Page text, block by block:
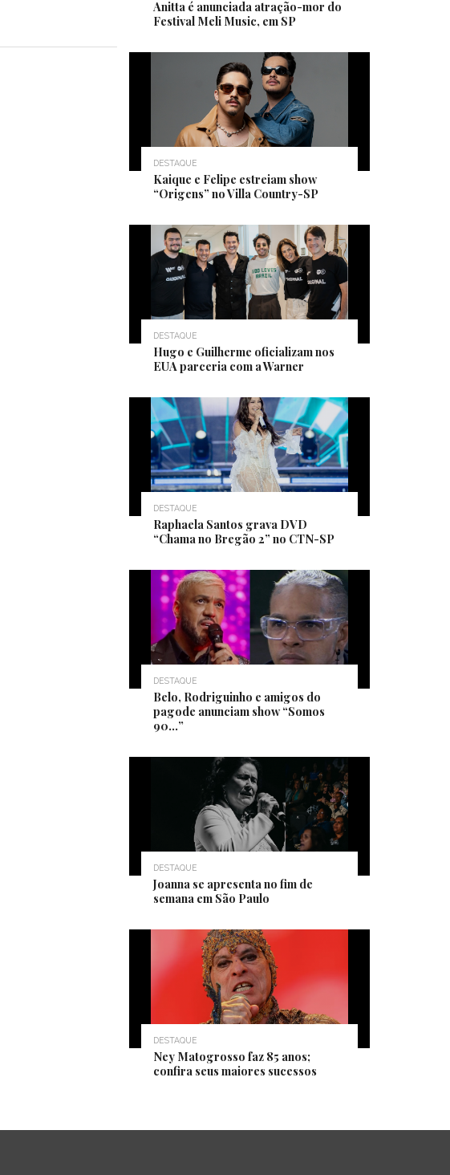
Anitta é anunciada atração-mor do
Festival Meli Music, em SP
DESTAQUE
Kaique e Felipe estreiam show
“Origens” no Villa Country-SP
DESTAQUE
Hugo e Guilherme oficializam nos
EUA parceria com a Warner
DESTAQUE
Raphaela Santos grava DVD
“Chama no Bregão 2” no CTN-SP
DESTAQUE
Belo, Rodriguinho e amigos do
pagode anunciam show “Somos
90…”
DESTAQUE
Joanna se apresenta no fim de
semana em São Paulo
DESTAQUE
Ney Matogrosso faz 85 anos;
confira seus maiores sucessos